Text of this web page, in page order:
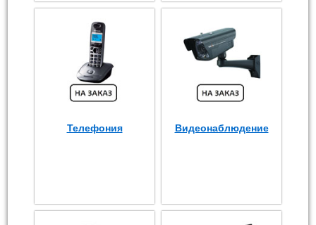
Телефония Видеонаблюдение